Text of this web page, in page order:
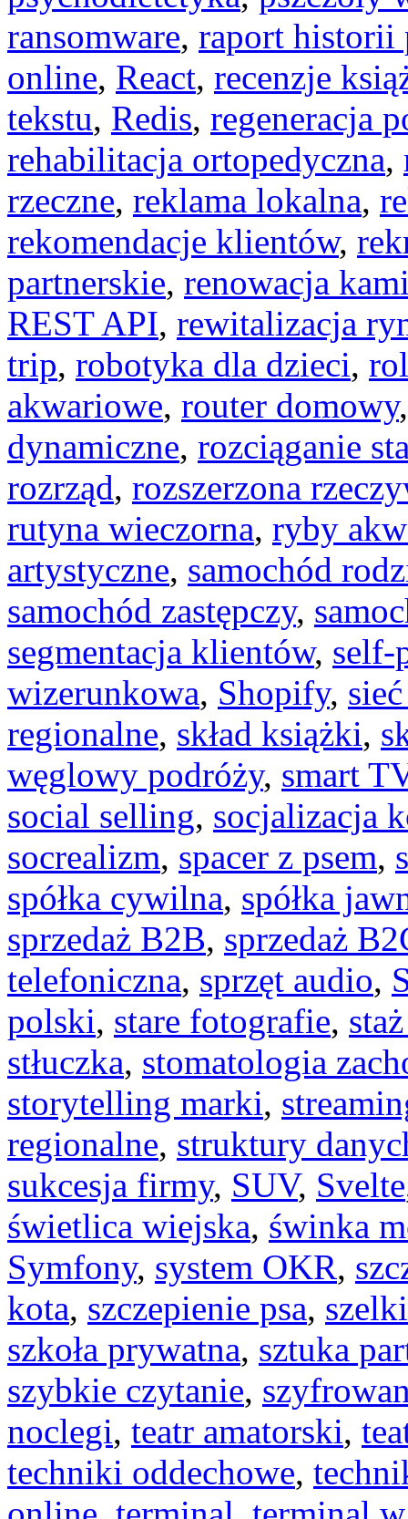
ransomware, raport historii
online, React, recenzje
tekstu, Redis, regeneracja
rehabilitacja ortopedyczna,
rzeczne, reklama lokalna,
rekomendacje klientów,
partnerskie, renowacja
REST API, rewitalizacja
trip, robotyka dla dzieci,
akwariowe, router domowy
dynamiczne, rozciąganie
rozrząd, rozszerzona
rutyna wieczorna, ryby
artystyczne, samochód
samochód zastępczy,
segmentacja klientów, self-
wizerunkowa, Shopify,
regionalne, skład książki,
węglowy podróży, smart
social selling, socjalizacja
socrealizm, spacer z psem,
spółka cywilna, spółka
sprzedaż B2B, sprzedaż
telefoniczna, sprzęt audio,
polski, stare fotografie,
stłuczka, stomatologia
storytelling marki,
regionalne, struktury
sukcesja firmy, SUV, Svelte
świetlica wiejska, świnka
Symfony, system OKR,
kota, szczepienie psa,
szkoła prywatna, sztuka
szybkie czytanie,
noclegi, teatr amatorski,
techniki oddechowe,